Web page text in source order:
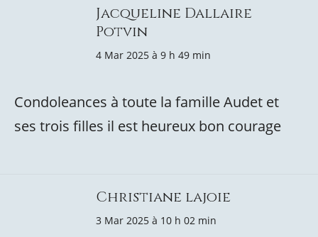
Jacqueline Dallaire
Potvin
4 Mar 2025 à 9 h 49 min
Condoleances à toute la famille Audet et
ses trois filles il est heureux bon courage
Christiane lajoie
3 Mar 2025 à 10 h 02 min